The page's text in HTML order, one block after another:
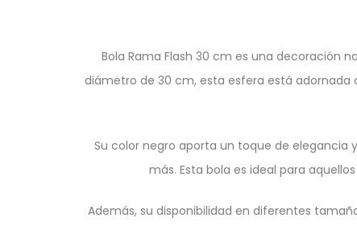
Bola Rama Flash 30 cm es una decoración
diámetro de 30 cm, esta esfera está
Su color negro aporta un toque de elegancia
más. Esta bola es ideal para
Además, su disponibilidad en diferentes